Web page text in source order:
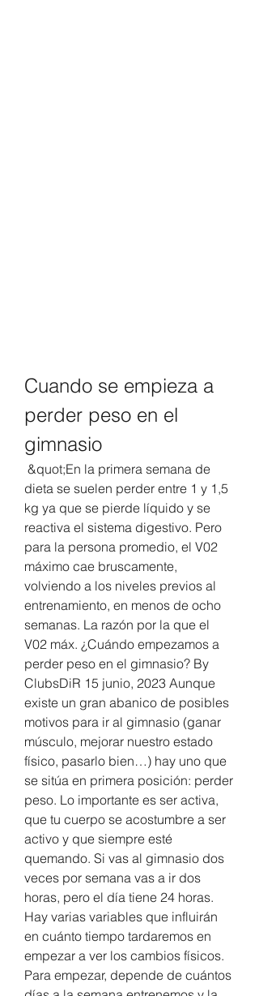
Cuando se empieza a
perder peso en el
gimnasio
dieta se suelen perder entre 1 y 1,5
kg ya que se pierde líquido y se
reactiva el sistema digestivo. Pero
para la persona promedio, el V02
máximo cae bruscamente,
volviendo a los niveles previos al
entrenamiento, en menos de ocho
semanas. La razón por la que el
V02 máx. ¿Cuándo empezamos a
perder peso en el gimnasio? By
ClubsDiR 15 junio, 2023 Aunque
existe un gran abanico de posibles
motivos para ir al gimnasio (ganar
músculo, mejorar nuestro estado
físico, pasarlo bien…) hay uno que
se sitúa en primera posición: perder
peso. Lo importante es ser activa,
que tu cuerpo se acostumbre a ser
activo y que siempre esté
quemando. Si vas al gimnasio dos
veces por semana vas a ir dos
horas, pero el día tiene 24 horas.
Hay varias variables que influirán
en cuánto tiempo tardaremos en
empezar a ver los cambios físicos.
Para empezar, depende de cuántos